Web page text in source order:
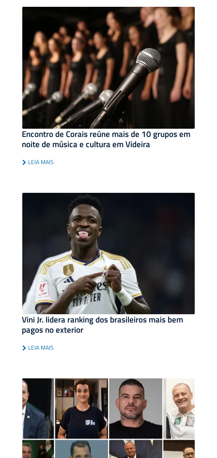
Encontro de Corais reúne mais de 10 grupos em
noite de música e cultura em Videira
LEIA MAIS
Vini Jr. lidera ranking dos brasileiros mais bem
pagos no exterior
LEIA MAIS